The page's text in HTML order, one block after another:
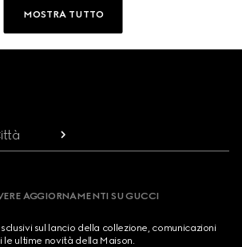
MOSTRA TUTTO
AGGIORNAMENTI SU GUCCI
sul lancio della collezione, comunicazioni
ultime novità della Maison.